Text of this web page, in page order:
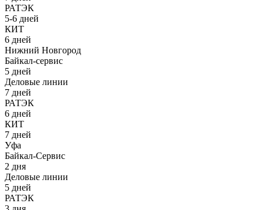
РАТЭК
5-6 дней
КИТ
6 дней
Нижний Новгород
Байкал-сервис
5 дней
Деловые линии
7 дней
РАТЭК
6 дней
КИТ
7 дней
Уфа
Байкал-Сервис
2 дня
Деловые линии
5 дней
РАТЭК